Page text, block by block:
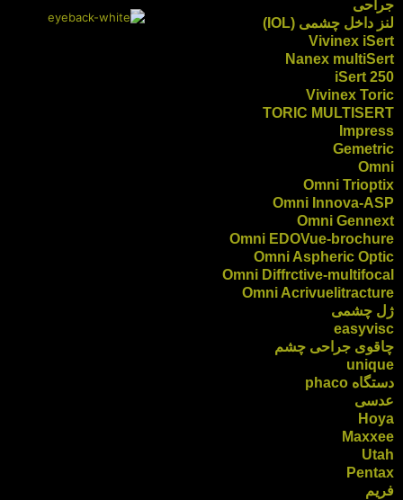
جراحی
لنز داخل چشمی (IOL)
Vivinex iSert
Nanex multiSert
iSert 250
Vivinex Toric
TORIC MULTISERT
Impress
Gemetric
Omni
Omni Trioptix
Omni Innova-ASP
Omni Gennext
Omni EDOVue-brochure
Omni Aspheric Optic
Omni Diffrctive-multifocal
Omni Acrivuelitracture
ژل چشمی
easyvisc
چاقوی جراحی چشم
unique
دستگاه phaco
عدسی
Hoya
Maxxee
Utah
Pentax
فریم